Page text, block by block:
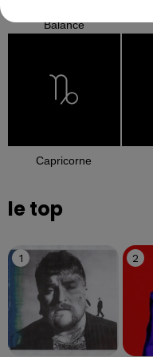
Balance
Capricorne
le top
1 2